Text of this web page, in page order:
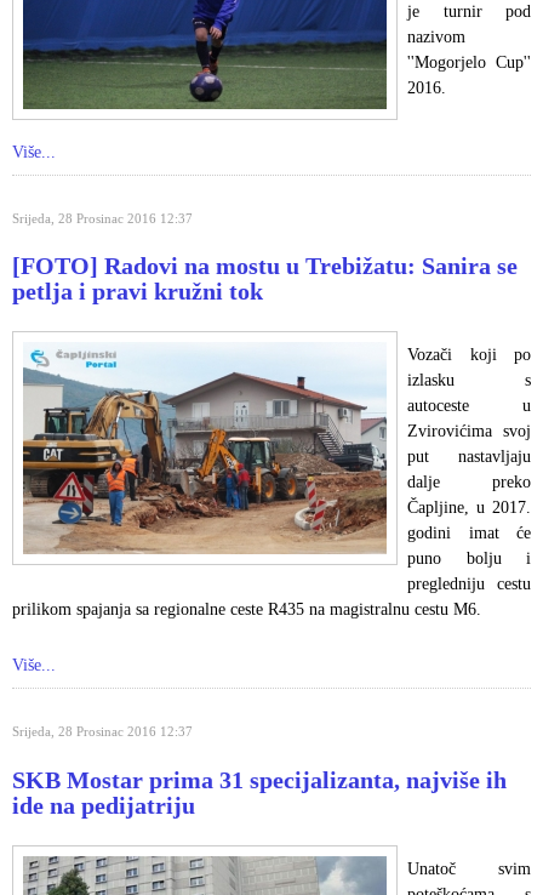
je turnir pod
nazivom
''Mogorjelo Cup''
2016.
Više...
Srijeda, 28 Prosinac 2016 12:37
[FOTO] Radovi na mostu u Trebižatu: Sanira se
petlja i pravi kružni tok
Vozači koji po
izlasku s
autoceste u
Zvirovićima svoj
put nastavljaju
dalje preko
Čapljine, u 2017.
godini imat će
puno bolju i
pregledniju cestu
prilikom spajanja sa regionalne ceste R435 na magistralnu cestu M6.
Više...
Srijeda, 28 Prosinac 2016 12:37
SKB Mostar prima 31 specijalizanta, najviše ih
ide na pedijatriju
Unatoč svim